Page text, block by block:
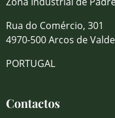
Rua do Comércio, 301
4970-500 Arcos de
PORTUGAL
Contactos